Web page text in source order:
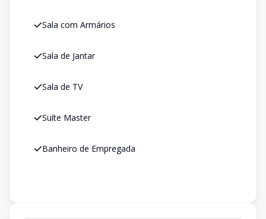
Sala com Armários
Sala de Jantar
Sala de TV
Suíte Master
Banheiro de Empregada